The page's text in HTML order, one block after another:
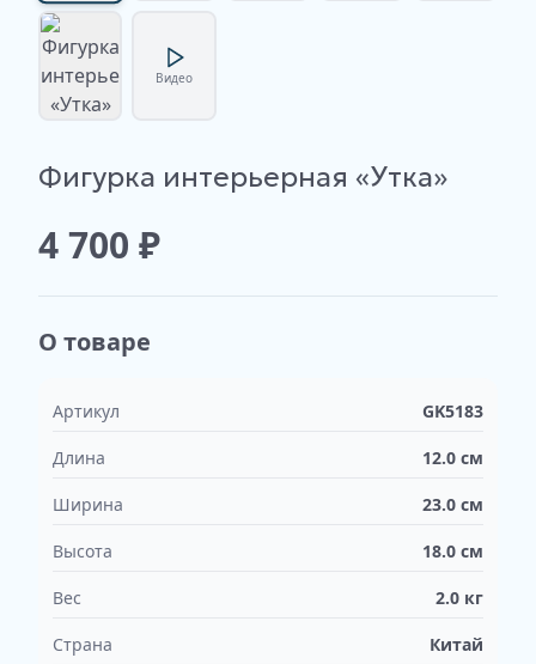
Изображение
недоступно
Изображение
недоступно
Изображение
Видео
Фигурка интерьерная «Утка»
4 700 ₽
О товаре
Артикул GK5183
Длина 12.0 см
Ширина 23.0 см
Высота 18.0 см
Вес 2.0 кг
Страна Китай